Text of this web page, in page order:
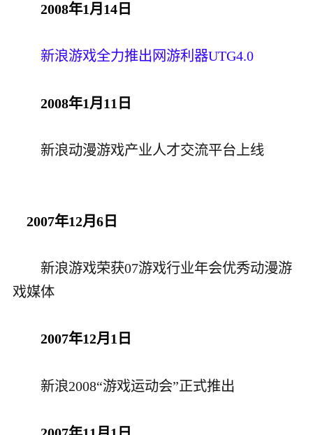
2008年1月14日
新浪游戏全力推出网游利器UTG4.0
2008年1月11日
新浪动漫游戏产业人才交流平台上线
2007年12月6日
新浪游戏荣获07游戏行业年会优秀动漫游
戏媒体
2007年12月1日
新浪2008“游戏运动会”正式推出